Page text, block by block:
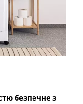
безпечне з